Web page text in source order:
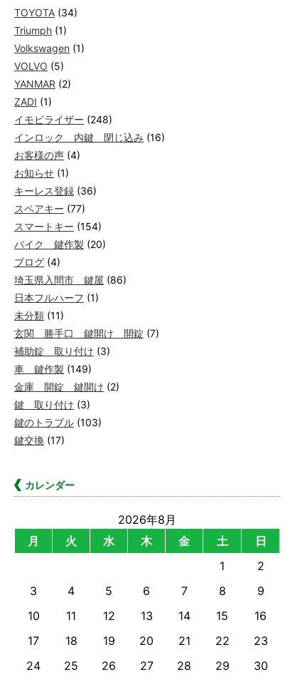
TOYOTA (34)
Triumph (1)
Volkswagen (1)
VOLVO (5)
YANMAR (2)
ZADI (1)
イモビライザー (248)
インロック 内鍵 閉じ込み (16)
お客様の声 (4)
お知らせ (1)
キーレス登録 (36)
スペアキー (77)
スマートキー (154)
バイク 鍵作製 (20)
ブログ (4)
埼玉県入間市 鍵屋 (86)
日本フルハーフ (1)
未分類 (11)
玄関 勝手口 鍵開け 開錠 (7)
補助錠 取り付け (3)
車 鍵作製 (149)
金庫 開錠 鍵開け (2)
鍵 取り付け (3)
鍵のトラブル (103)
鍵交換 (17)
カレンダー
2026年8月
月
火 水 木 金 土
日
1
2
3
4 5 6 7 8
9
10
11 12 13 14 15
16
17
18 19 20 21 22
23
24
25 26 27 28 29
30